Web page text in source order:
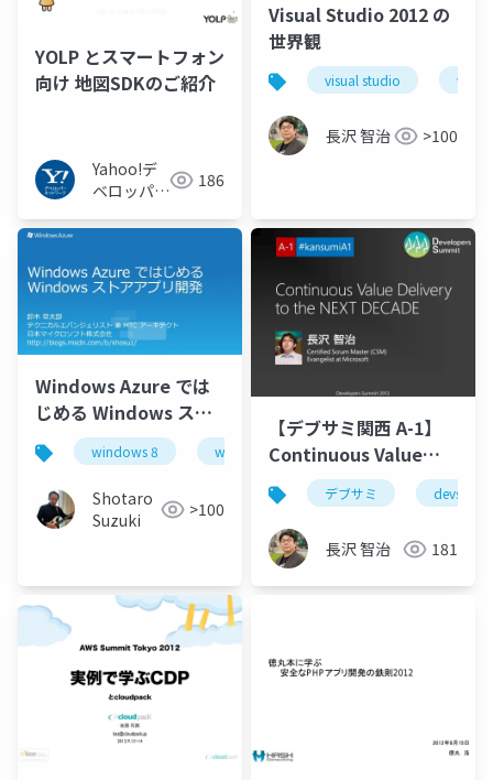
YOLP とスマートフォン
向け 地図SDKのご紹介
Yahoo!デ
ベロッパー
ク
186
Visual Studio 2012 の
世界観
visual studio
長沢 智治 >100
Windows Azure では
じめる Windows スト
アアプリ開発
windows 8 windows azure
Shotaro
Suzuki
>100
【デブサミ関西 A-1】
Continuous Value
Delivery to the NEXT
DECADE
デブサミ devsumi
長沢 智治 181